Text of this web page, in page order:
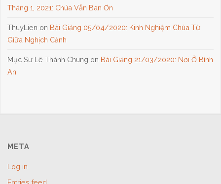
Tháng 1, 2021: Chúa Vẫn Ban Ơn
ThuyLien on Bài Giảng 05/04/2020: Kinh Nghiệm Chúa Từ
Giữa Nghịch Cảnh
Mục Sư Lê Thành Chung on Bài Giảng 21/03/2020: Nơi Ở Bình
An
META
Log in